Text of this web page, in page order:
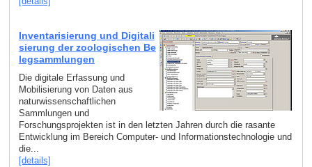
Inventarisierung und Digitali
sierung der zoologischen Be
legsammlungen
Die digitale Erfassung und
Mobilisierung von Daten aus
naturwissenschaftlichen
Sammlungen und
Forschungsprojekten ist in den letzten Jahren durch die rasante
Entwicklung im Bereich Computer- und Informationstechnologie und
die...
[details]